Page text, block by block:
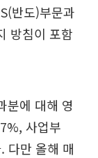
반도)부문과
방침이 포함
분에 대해 영
사업부
다만 올해 매